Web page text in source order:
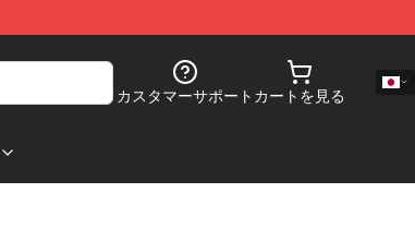
カスタマーサポート カートを見る